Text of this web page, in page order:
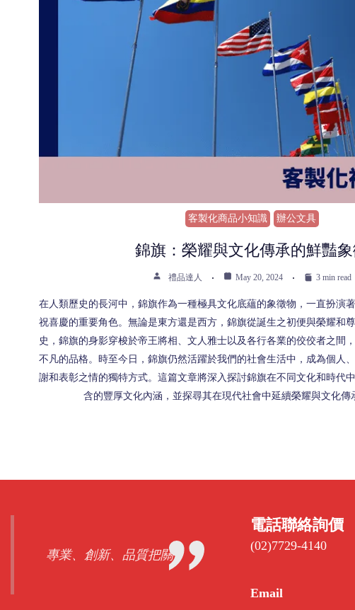
客製化商品小知識 辦公文具
錦旗：榮耀與文化傳承的鮮豔
禮品達人 May 20, 2024 3 min read
在人類歷史的長河中，錦旗作為一種極具文化底蘊的象徵物，一直扮演
祝喜慶的重要角色。無論是東方還是西方，錦旗從誕生之初便與榮耀和
史，錦旗的身影穿梭於帝王將相、文人雅士以及各行各業的佼佼者之間
不凡的品格。時至今日，錦旗仍然活躍於我們的社會生活中，成為個人
謝和表彰之情的獨特方式。這篇文章將深入探討錦旗在不同文化和時代
含的豐厚文化內涵，並探尋其在現代社會中延續榮耀與文化傳
專業、創新、品質把關
電話聯絡詢價
(02)7729-4140
Email